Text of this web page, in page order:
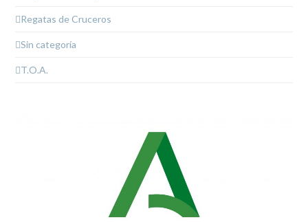
Regatas de Cruceros
Sin categoría
T.O.A.